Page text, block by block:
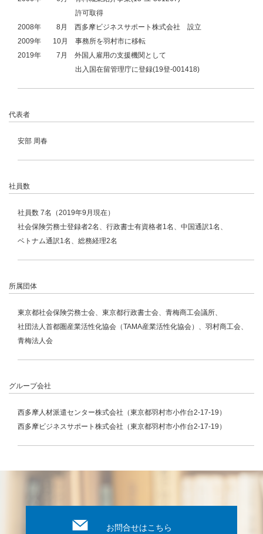
許可取得
2008年
8月
西多摩ビジネスサポート株式会社 設立
2009年
10月
事務所を羽村市に移転
2019年
7月
外国人雇用の支援機関として
出入国在留管理庁に登録(19登-001418)
代表者
安部 周春
社員数
社員数 7名（2019年9月現在）
社会保険労務士登録者2名、行政書士有資格者1名、中国通訳1名、
ベトナム通訳1名、総務経理2名
所属団体
東京都社会保険労務士会、東京都行政書士会、青梅商工会議所、
社団法人首都圏産業活性化協会（TAMA産業活性化協会）、羽村商工会、
青梅法人会
グループ会社
西多摩人材派遣センター株式会社（東京都羽村市小作台2-17-19）
西多摩ビジネスサポート株式会社（東京都羽村市小作台2-17-19）
お問合せはこちら